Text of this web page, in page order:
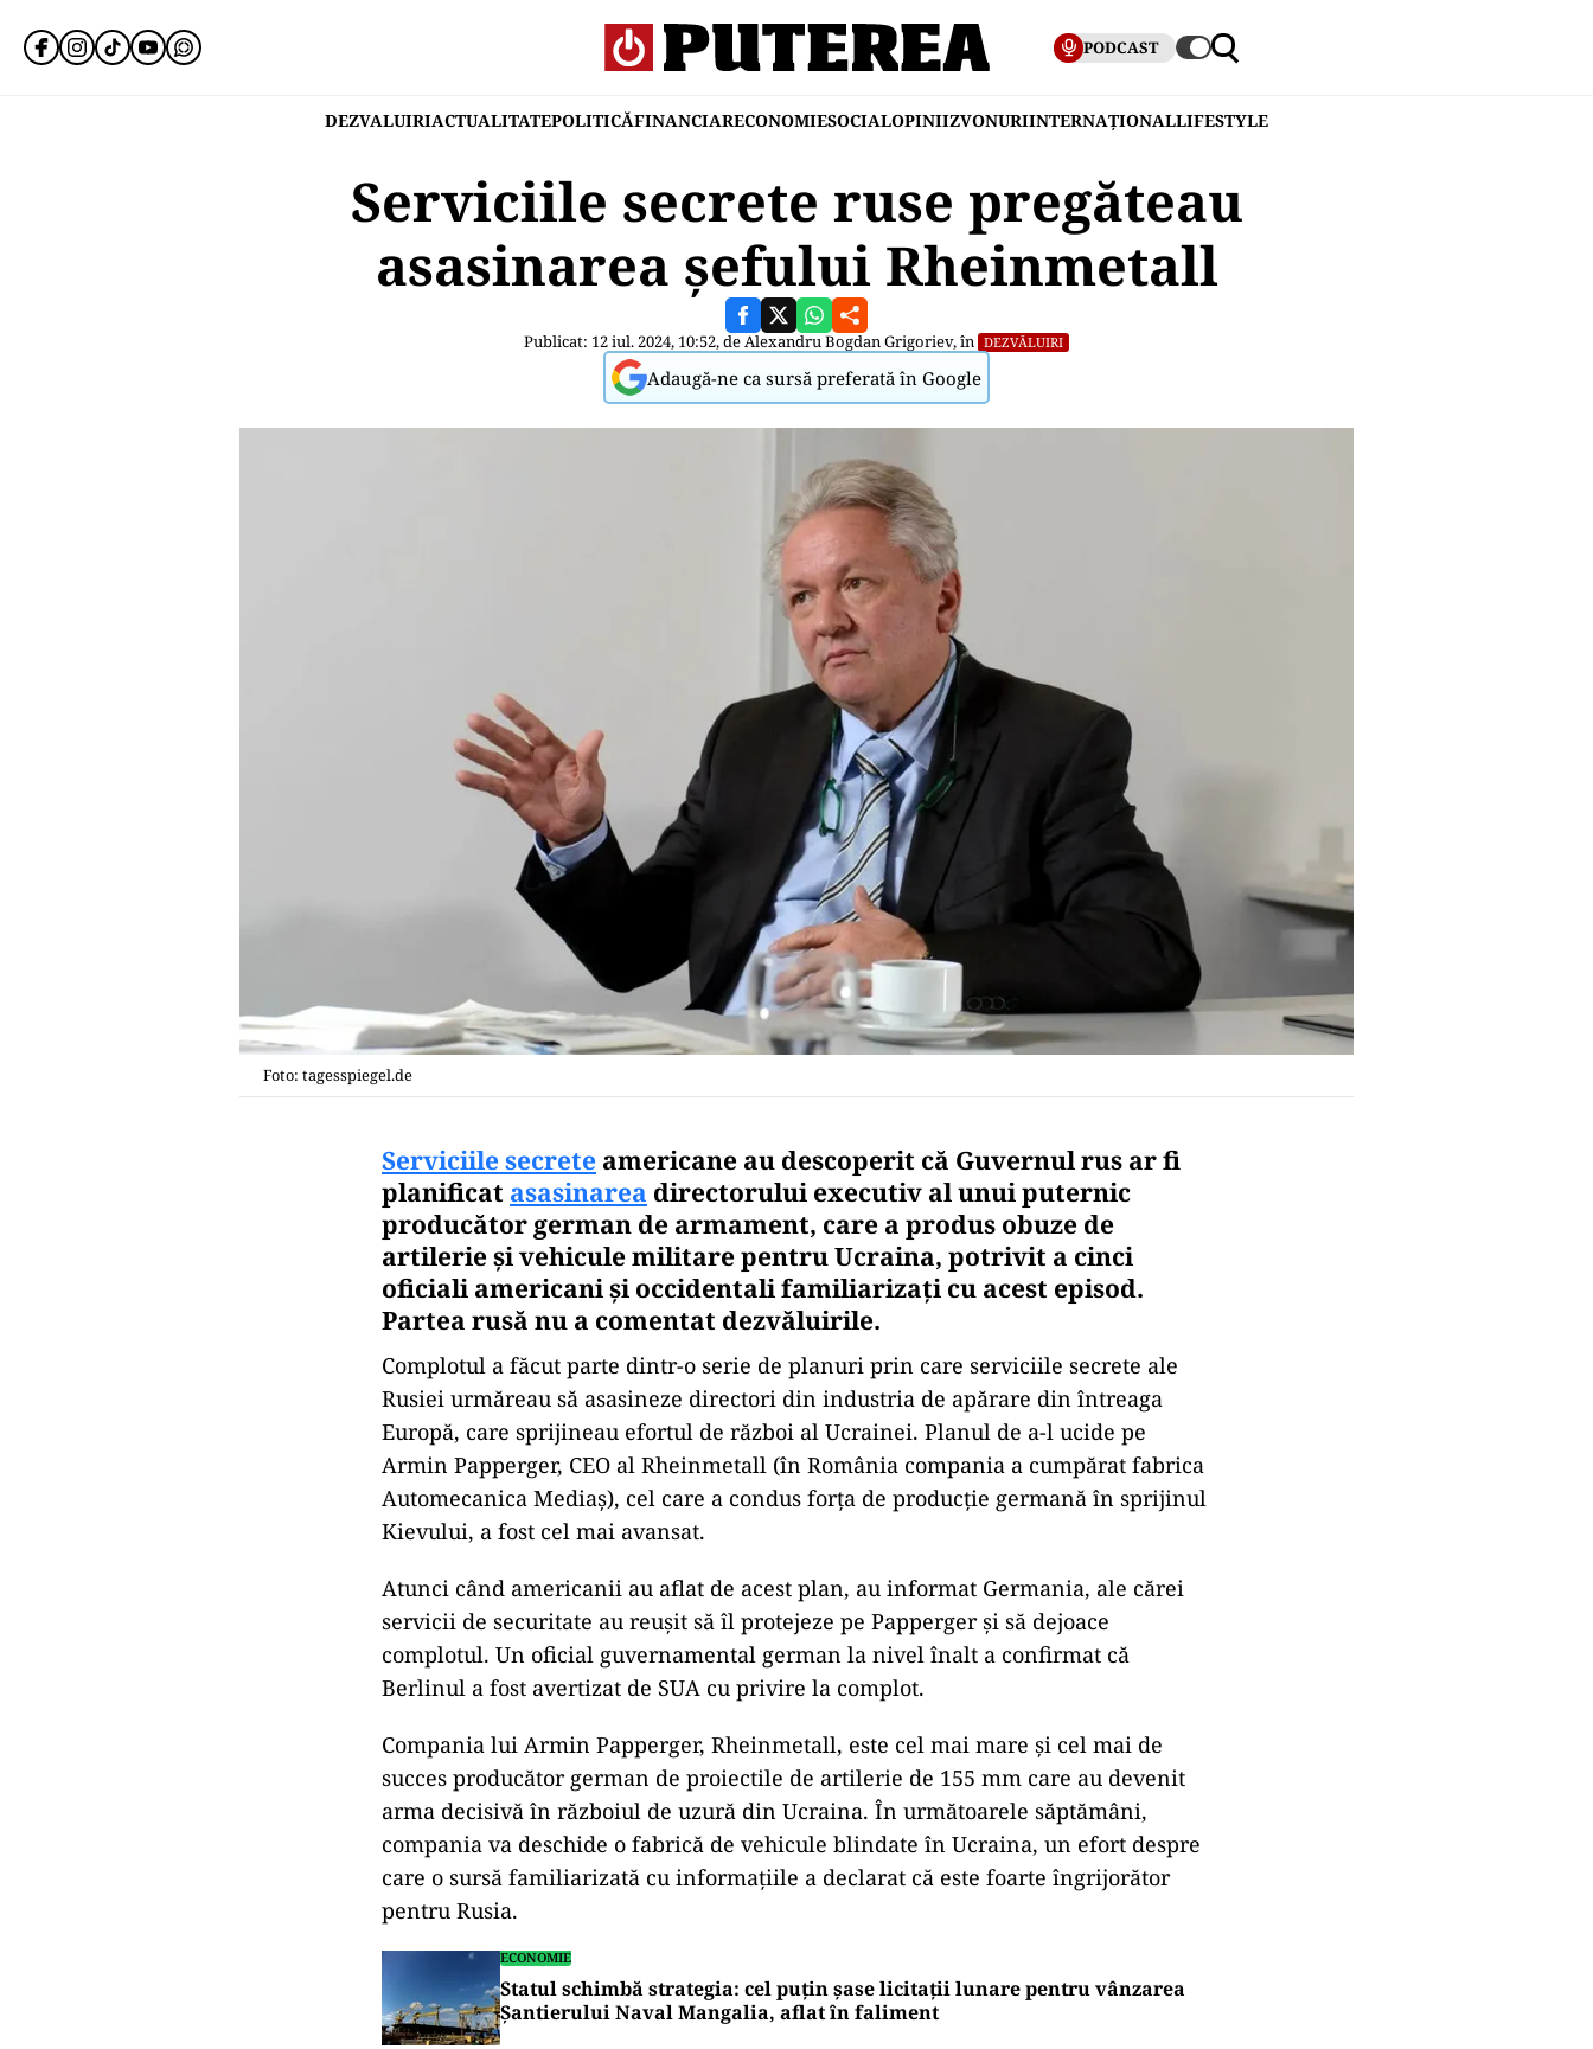
PODCAST
DEZVALUIRIACTUALITATEPOLITICĂFINANCIARECONOMIESOCIALOPINIIZVONURIINTERNAȚIONALLIFESTYLE
Serviciile secrete ruse pregăteau
asasinarea șefului Rheinmetall
Publicat: 12 iul. 2024, 10:52, deAlexandru Bogdan Grigoriev, în DEZVĂLUIRI
Adaugă-ne ca sursă preferată în Google
Foto: tagesspiegel.de
Serviciile secrete americane au descoperit că Guvernul rus ar fi
planificat asasinarea directorului executiv al unui puternic
producător german de armament, care a produs obuze de
artilerie și vehicule militare pentru Ucraina, potrivit a cinci
oficiali americani și occidentali familiarizați cu acest episod.
Partea rusă nu a comentat dezvăluirile.
Complotul a făcut parte dintr-o serie de planuri prin care serviciile secrete ale
Rusiei urmăreau să asasineze directori din industria de apărare din întreaga
Europă, care sprijineau efortul de război al Ucrainei. Planul de a-l ucide pe
Armin Papperger, CEO al Rheinmetall (în România compania a cumpărat fabrica
Automecanica Mediaş), cel care a condus forța de producție germană în sprijinul
Kievului, a fost cel mai avansat.
Atunci când americanii au aflat de acest plan, au informat Germania, ale cărei
servicii de securitate au reușit să îl protejeze pe Papperger și să dejoace
complotul. Un oficial guvernamental german la nivel înalt a confirmat că
Berlinul a fost avertizat de SUA cu privire la complot.